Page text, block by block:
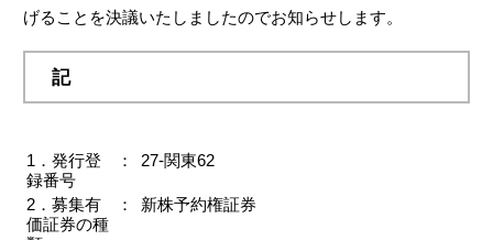
げることを決議いたしましたのでお知らせします。
記
1．発行登
録番号
： 27‐関東62
2．募集有
価証券の種
： 新株予約権証券